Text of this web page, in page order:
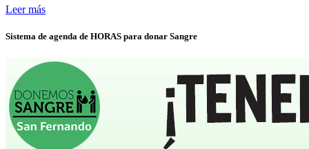
Leer más
Sistema de agenda de HORAS para donar Sangre